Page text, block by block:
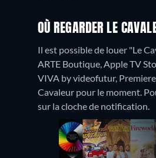
OÙ REGARDER LE
Il est possible de louer "Le
ARTE Boutique, Apple TV
VIVA by videofutur,
Cavaleur pour le moment.
sur la cloche de notification.